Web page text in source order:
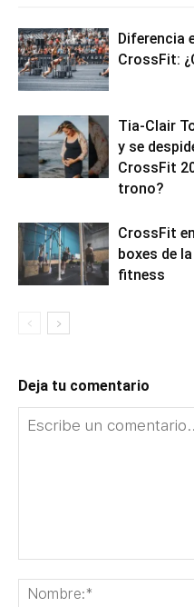
Diferencia
CrossFit:
Tia-Clair
y se
CrossFit
trono?
CrossFit
boxes de
fitness
Deja tu comentario